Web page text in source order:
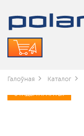
Галоўная Каталог
3 ГАДЫ ГАРАНТЫІ